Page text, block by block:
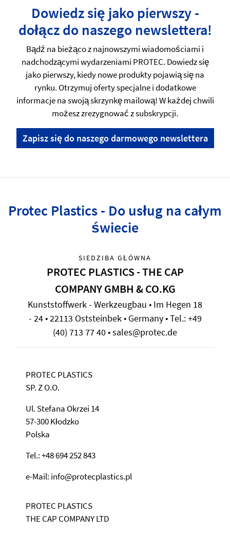
Dowiedz się jako pierwszy -
dołącz do naszego newslettera!
Bądź na bieżąco z najnowszymi wiadomościami i
nadchodzącymi wydarzeniami PROTEC. Dowiedz się
jako pierwszy, kiedy nowe produkty pojawią się na
rynku. Otrzymuj oferty specjalne i dodatkowe
informacje na swoją skrzynkę mailową! W każdej chwili
możesz zrezygnować z subskrypcji.
Zapisz się do naszego darmowego newslettera
Protec Plastics - Do usług na całym
świecie
SIEDZIBA GŁÓWNA
PROTEC PLASTICS - THE CAP
COMPANY GMBH & CO.KG
Kunststoffwerk - Werkzeugbau • Im Hegen 18
- 24 • 22113 Oststeinbek • Germany • Tel.: +49
(40) 713 77 40 • sales@protec.de
PROTEC PLASTICS
SP. Z O.O.
Ul. Stefana Okrzei 14
57-300 Kłodzko
Polska
Tel.: +48 694 252 843
e-Mail: info@protecplastics.pl
PROTEC PLASTICS
THE CAP COMPANY LTD